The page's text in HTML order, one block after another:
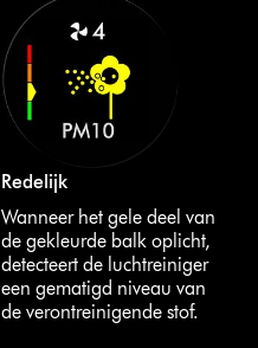
Redelijk
Wanneer het gele deel van
de gekleurde balk oplicht,
detecteert de luchtreiniger
een gematigd niveau van
de verontreinigende stof.